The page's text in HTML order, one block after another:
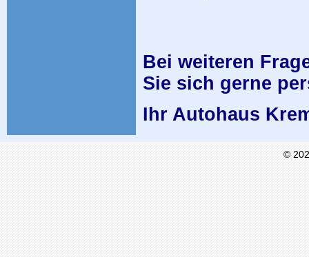
Bei weiteren
Sie sich gerne
Ihr Autohaus
©